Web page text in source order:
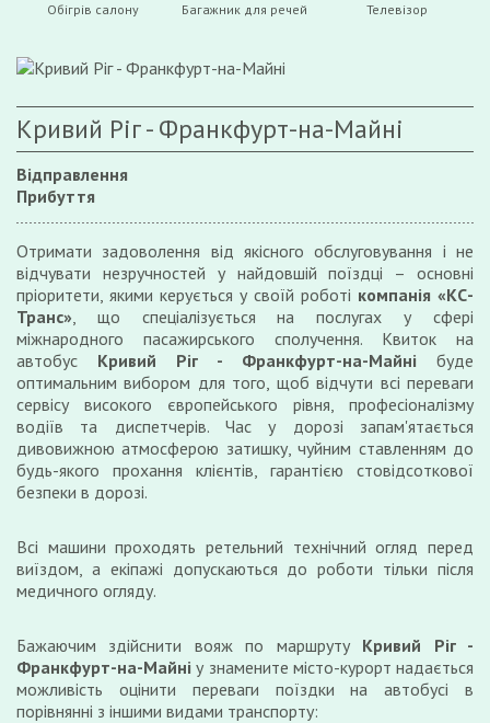
Обігрів салону Багажник для речей Телевізор
Кривий Ріг - Франкфурт-на-Майні
Відправлення
Прибуття
Отримати задоволення від якісного обслуговування і не
відчувати незручностей у найдовшій поїздці – основні
пріоритети, якими керується у своїй роботі компанія «КС-
Транс», що спеціалізується на послугах у сфері
міжнародного пасажирського сполучення. Квиток на
автобус Кривий Ріг - Франкфурт-на-Майнібуде
оптимальним вибором для того, щоб відчути всі переваги
сервісу високого європейського рівня, професіоналізму
водіїв та диспетчерів. Час у дорозі запам'ятається
дивовижною атмосферою затишку, чуйним ставленням до
будь-якого прохання клієнтів, гарантією стовідсоткової
безпеки в дорозі.
Всі машини проходять ретельний технічний огляд перед
виїздом, а екіпажі допускаються до роботи тільки після
медичного огляду.
Бажаючим здійснити вояж по маршрутуКривий Ріг -
Франкфурт-на-Майніу знамените місто-курорт надається
можливість оцінити переваги поїздки на автобусі в
порівнянні з іншими видами транспорту: